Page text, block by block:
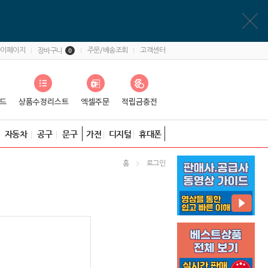
페이지 장바구니 0 주문/배송조회 고객센터
자동차 공구 문구 가전 디지털 휴대폰
홈 로그인